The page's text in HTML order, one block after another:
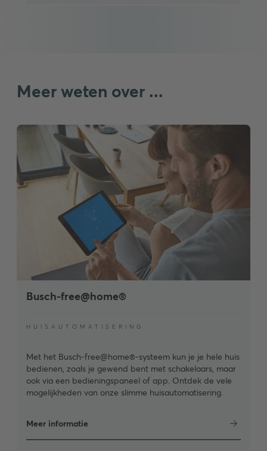
Meer weten over ...
Busch-free@home®
HUISAUTOMATISERING
Met het Busch-free@home®-systeem kun je je hele huis
bedienen, zoals je gewend bent met schakelaars, maar
ook via een bedieningspaneel of app. Ontdek de vele
mogelijkheden van onze slimme huisautomatisering.
Meer informatie